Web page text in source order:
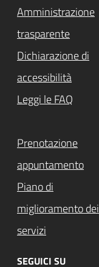
Amministrazione
trasparente
Dichiarazione di
accessibilità
Leggi le FAQ
Prenotazione
appuntamento
Piano di
miglioramento dei
servizi
SEGUICI SU